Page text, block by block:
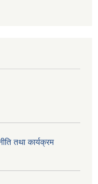
तथा कार्यक्रम